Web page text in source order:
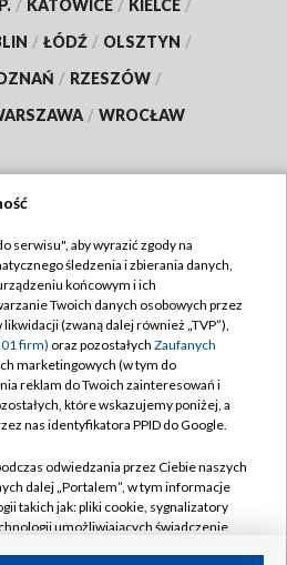
/ KATOWICE / KIELCE /
/ ŁÓDŹ / OLSZTYN /
/ RZESZÓW /
/ WROCŁAW
TVP
TVP
prywatności
Moje zgody
Pomoc
Kontakt
Kanały
serwisu", aby wyrazić zgody na
śledzenia i zbierania danych,
końcowym i ich
Twoich danych osobowych przez
(zwaną dalej również „TVP”),
firm) oraz pozostałych Zaufanych
marketingowych (w tym do
reklam do Twoich zainteresowań i
które wskazujemy poniżej, a
nas identyfikatora PPID do Google.
odwiedzania przez Ciebie naszych
dalej „Portalem”, w tym informacje
takich jak: pliki cookie, sygnalizatory
umożliwiających świadczenie